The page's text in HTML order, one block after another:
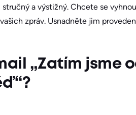
a výstižný. Chcete se
zpráv. Usnadněte jim
„Zatím jsme